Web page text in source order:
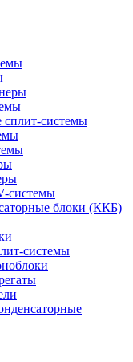
системы
системы
блоки (ККБ)
системы